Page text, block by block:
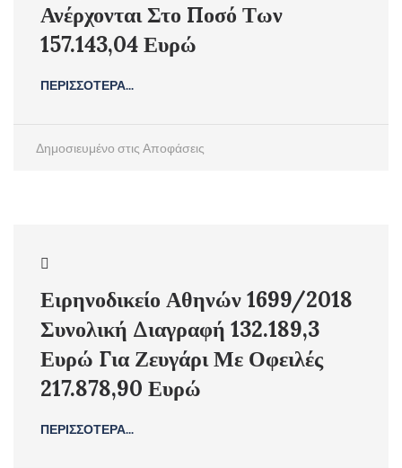
Ανέρχονται Στο Ποσό Των
157.143,04 Ευρώ
ΠΕΡΙΣΣΟΤΕΡΑ...
Δημοσιευμένο στις Αποφάσεις
Ειρηνοδικείο Αθηνών 1699/2018
Συνολική Διαγραφή 132.189,3
Ευρώ Για Ζευγάρι Με Οφειλές
217.878,90 Ευρώ
ΠΕΡΙΣΣΟΤΕΡΑ...